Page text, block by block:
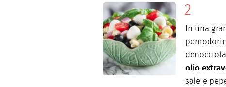
In una
olio
sale e